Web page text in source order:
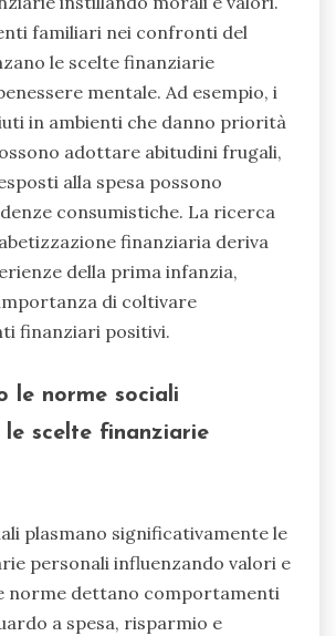
familiari nei confronti del
le scelte finanziarie
mentale. Ad esempio, i
in ambienti che danno priorità
adottare abitudini frugali,
alla spesa possono
consumistiche. La ricerca
finanziaria deriva
della prima infanzia,
di coltivare
finanziari positivi.
le norme sociali
le scelte finanziarie
plasmano significativamente le
personali influenzando valori e
norme dettano comportamenti
a spesa, risparmio e